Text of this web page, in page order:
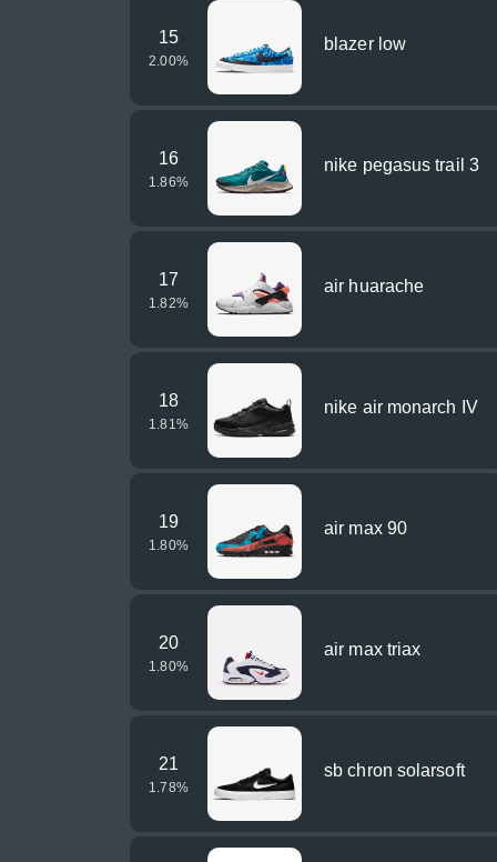
15
2.00%
blazer low
16
1.86%
nike pegasus trail 3
17
1.82%
air huarache
18
1.81 %
nike air monarch IV
19
1.80%
air max 90
20
1.80%
air max triax
21
1.78%
sb chron solarsoft